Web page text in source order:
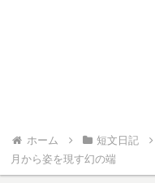
ホーム 短文日記
月から姿を現す幻の端